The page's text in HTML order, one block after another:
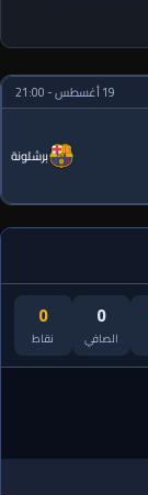
19 أغسطس - 21:00
برشلونة
0
الصافي
0
نقاط